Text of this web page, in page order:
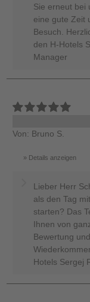
Sie erneut bei
eine gute Zeit
Besuch.
den H-Hotels
Manager
Von: Bruno S.
Details anzeigen
Lieber Herr
als den Tag
starten? Das
Ihnen von
Bewertung
Hotels Sergej